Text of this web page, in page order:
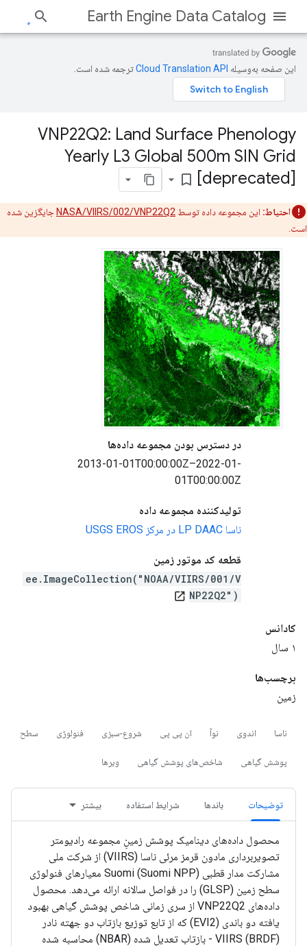
Earth Engine Data Catalog
این صفحه به‌وسیله ترجمه شده است.
VNP22Q2: Land Surface Phenology
Yearly L3 Global 500m SIN Grid
[deprecated]
bookmark_border
احتیاط: این مجموعه داده توسط NASA/VIIRS/002/VNP22Q2 جایگزین شده
است.
در دسترس بودن مجموعه داده‌ها
2013-01-01T00:00:00Z–2022-01-
01T00:00:00Z
تولیدکننده مجموعه داده
ناسا LP DAAC در مرکز USGS EROS
قطعه کد موتور زمین
ee.ImageCollection("NOAA/VIIRS/001/V
NP22Q2")
open_in_new
کادانس
۱ سال
برچسب‌ها
زمین
ناسا اندوی نوآ ان پی پی شروع-سبزی فنولوژی سطح
پوشش گیاهی شاخص‌های پوشش گیاهی ویرها
توضیحات باندها شرایط استفاده بیشتر
محصول داده‌های دینامیک پوشش زمینِ مجموعه رادیومتر
تصویربرداری مادون قرمز مرئی ناسا (VIIRS) از شرکت ملی
مشارکت مدار قطبی Suomi (Suomi NPP) معیارهای فنولوژی
سطح زمین (GLSP) را در فواصل سالانه ارائه می‌دهد. محصول
داده‌های VNP22Q2 از سری زمانی شاخص پوشش گیاهی بهبود
یافته دو باندی (EVI2) که از تابع توزیع بازتاب دو جهته نادر
VIIRS (BRDF) - بازتاب تعدیل شده (NBAR) محاسبه شده